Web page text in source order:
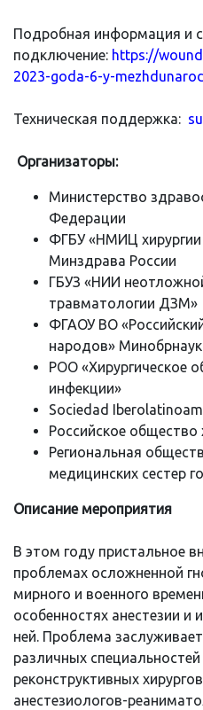
Подробная информация и
подключение: https://
2023-goda-6-y-
Техническая поддержка:
Организаторы:
Министерство
Федерации
ФГБУ «НМИЦ хирургии
Минздрава России
ГБУЗ «НИИ
травматологии ДЗМ»
ФГАОУ ВО
народов»
РОО «Хирургическое
инфекции»
Sociedad
Российское общество
Региональная
медицинских сестер
Описание мероприятия
В этом году пристальное
проблемах осложненной
мирного и военного
особенностях анестезии и
ней. Проблема
различных специальностей
реконструктивных
анестезиологов-